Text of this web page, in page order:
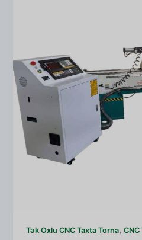
Tək Oxlu CNC Taxta Torna,CNC